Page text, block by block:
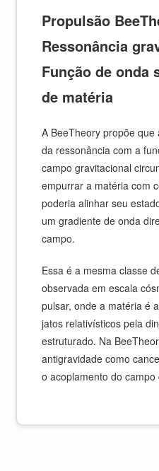
Propulsão
Ressonância
Função de onda
de matéria
A BeeTheory propõe
da ressonância com a
campo gravitacional
empurrar a matéria com
poderia alinhar seu
um gradiente de onda
campo.
Essa é a mesma classe
observada em escala
pulsar, onde a matéria é
jatos relativísticos pela
estruturado. Na
antigravidade como
o acoplamento do